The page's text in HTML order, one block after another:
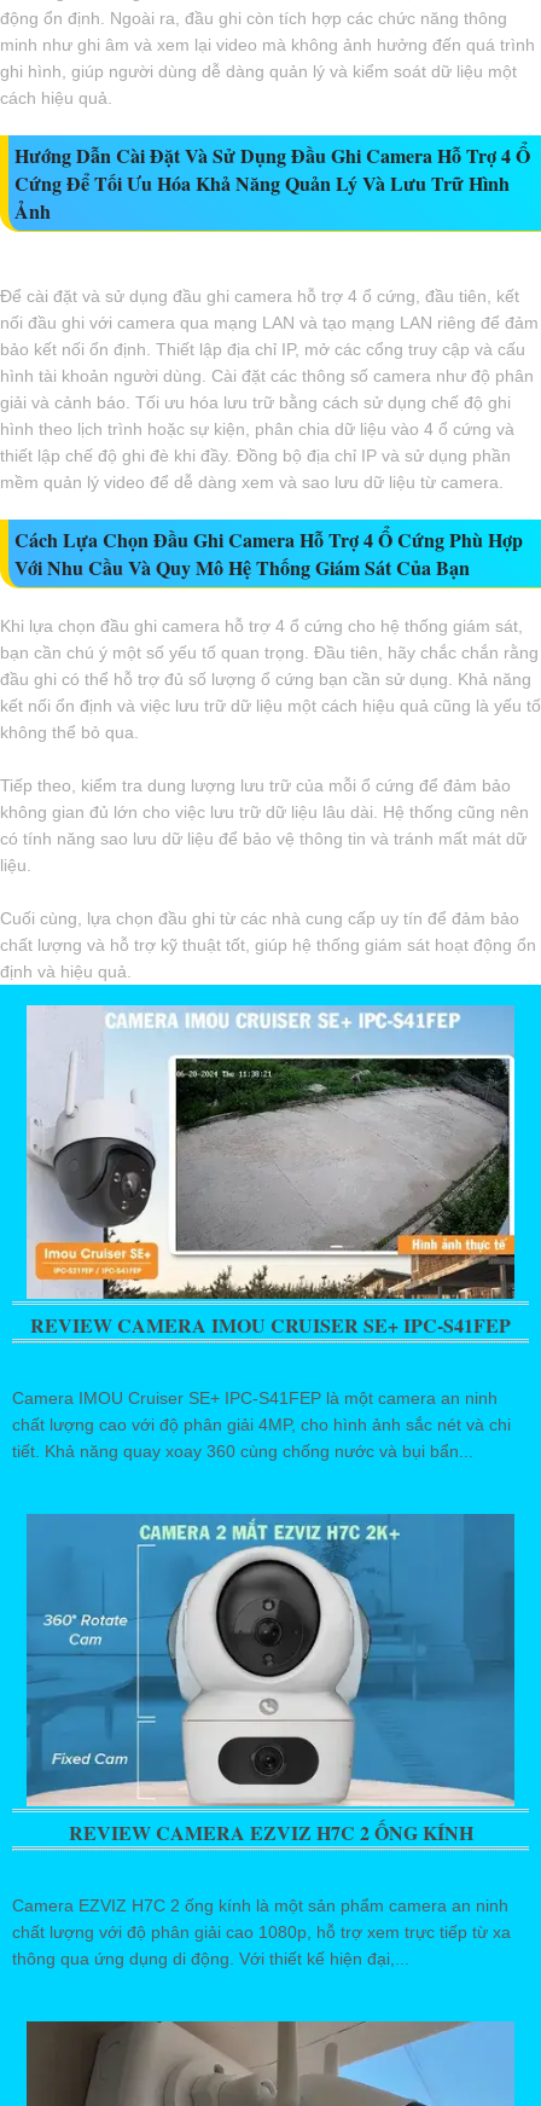
động ổn định. Ngoài ra, đầu ghi còn tích hợp các chức năng thông
minh như ghi âm và xem lại video mà không ảnh hưởng đến quá trình
ghi hình, giúp người dùng dễ dàng quản lý và kiểm soát dữ liệu một
cách hiệu quả.
Hướng Dẫn Cài Đặt Và Sử Dụng Đầu Ghi Camera Hỗ Trợ 4 Ổ
Cứng Để Tối Ưu Hóa Khả Năng Quản Lý Và Lưu Trữ Hình
Ảnh
Để cài đặt và sử dụng đầu ghi camera hỗ trợ 4 ổ cứng, đầu tiên, kết
nối đầu ghi với camera qua mạng LAN và tạo mạng LAN riêng để đảm
bảo kết nối ổn định. Thiết lập địa chỉ IP, mở các cổng truy cập và cấu
hình tài khoản người dùng. Cài đặt các thông số camera như độ phân
giải và cảnh báo. Tối ưu hóa lưu trữ bằng cách sử dụng chế độ ghi
hình theo lịch trình hoặc sự kiện, phân chia dữ liệu vào 4 ổ cứng và
thiết lập chế độ ghi đè khi đầy. Đồng bộ địa chỉ IP và sử dụng phần
mềm quản lý video để dễ dàng xem và sao lưu dữ liệu từ camera.
Cách Lựa Chọn Đầu Ghi Camera Hỗ Trợ 4 Ổ Cứng Phù Hợp
Với Nhu Cầu Và Quy Mô Hệ Thống Giám Sát Của Bạn
Khi lựa chọn đầu ghi camera hỗ trợ 4 ổ cứng cho hệ thống giám sát,
bạn cần chú ý một số yếu tố quan trọng. Đầu tiên, hãy chắc chắn rằng
đầu ghi có thể hỗ trợ đủ số lượng ổ cứng bạn cần sử dụng. Khả năng
kết nối ổn định và việc lưu trữ dữ liệu một cách hiệu quả cũng là yếu tố
không thể bỏ qua.
Tiếp theo, kiểm tra dung lượng lưu trữ của mỗi ổ cứng để đảm bảo
không gian đủ lớn cho việc lưu trữ dữ liệu lâu dài. Hệ thống cũng nên
có tính năng sao lưu dữ liệu để bảo vệ thông tin và tránh mất mát dữ
liệu.
Cuối cùng, lựa chọn đầu ghi từ các nhà cung cấp uy tín để đảm bảo
chất lượng và hỗ trợ kỹ thuật tốt, giúp hệ thống giám sát hoạt động ổn
định và hiệu quả.
REVIEW CAMERA IMOU CRUISER SE+ IPC-S41FEP
Camera IMOU Cruiser SE+ IPC-S41FEP là một camera an ninh
chất lượng cao với độ phân giải 4MP, cho hình ảnh sắc nét và chi
tiết. Khả năng quay xoay 360 cùng chống nước và bụi bẩn...
REVIEW CAMERA EZVIZ H7C 2 ỐNG KÍNH
Camera EZVIZ H7C 2 ống kính là một sản phẩm camera an ninh
chất lượng với độ phân giải cao 1080p, hỗ trợ xem trực tiếp từ xa
thông qua ứng dụng di động. Với thiết kế hiện đại,...